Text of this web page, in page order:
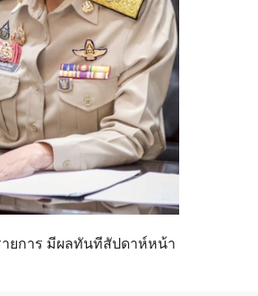
ายการ มีผลทันทีสัปดาห์หน้า